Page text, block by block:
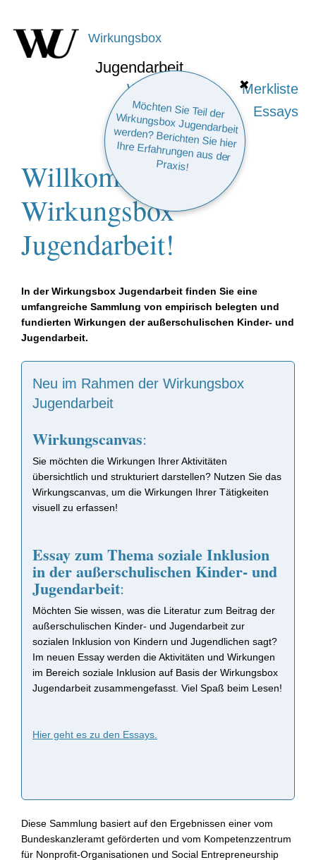
Wirkungsbox
Jugendarbeit
Wirkung finden
Merkliste
Wirkungscanvas
Essays
Willkommen zur
Wirkungsbox
Jugendarbeit!
In der Wirkungsbox Jugendarbeit finden Sie eine
umfangreiche Sammlung von empirisch belegten und
fundierten Wirkungen der außerschulischen Kinder- und
Jugendarbeit.
Neu im Rahmen der Wirkungsbox
Jugendarbeit
Wirkungscanvas:
Sie möchten die Wirkungen Ihrer Aktivitäten
übersichtlich und strukturiert darstellen? Nutzen Sie das
Wirkungscanvas, um die Wirkungen Ihrer Tätigkeiten
visuell zu erfassen!
Essay zum Thema soziale Inklusion
in der außerschulischen Kinder- und
Jugendarbeit:
Möchten Sie wissen, was die Literatur zum Beitrag der
außerschulischen Kinder- und Jugendarbeit zur
sozialen Inklusion von Kindern und Jugendlichen sagt?
Im neuen Essay werden die Aktivitäten und Wirkungen
im Bereich soziale Inklusion auf Basis der Wirkungsbox
Jugendarbeit zusammengefasst. Viel Spaß beim Lesen!
Hier geht es zu den Essays.
Diese Sammlung basiert auf den Ergebnissen einer vom
Bundeskanzleramt geförderten und vom Kompetenzzentrum
für Nonprofit-Organisationen und Social Entrepreneurship
Möchten Sie Teil der
Wirkungsbox Jugendarbeit werden? Berichten Sie hier
Ihre Erfahrungen aus der
Praxis!